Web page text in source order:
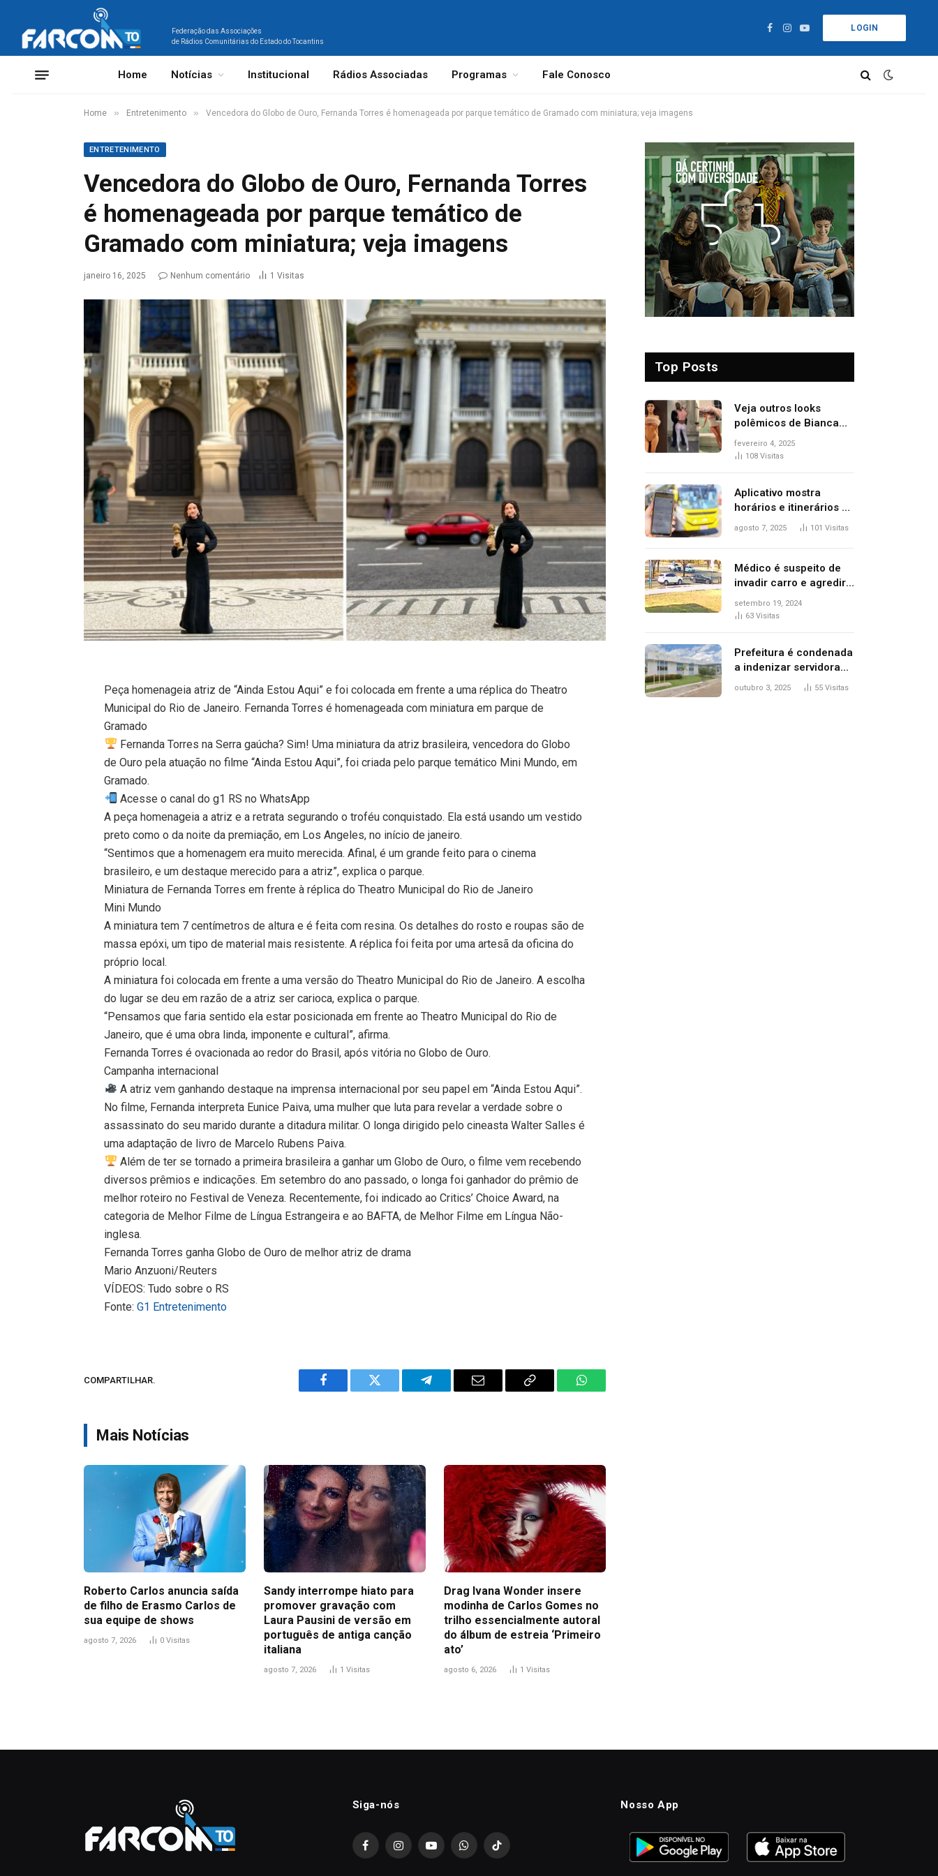
Federação das Associações
de Rádios Comunitárias do Estado do Tocantins
Facebook
Instagram
YouTube
LOGIN
Home Notícias Institucional Rádios Associadas Programas Fale Conosco
Home » Entretenimento » Vencedora do Globo de Ouro, Fernanda Torres é homenageada por parque temático de Gramado com miniatura; veja imagens
ENTRETENIMENTO
Vencedora do Globo de Ouro, Fernanda Torres
é homenageada por parque temático de
Gramado com miniatura; veja imagens
janeiro 16, 2025 Nenhum comentário 1 Visitas
Peça homenageia atriz de “Ainda Estou Aqui” e foi colocada em frente a uma réplica do Theatro
Municipal do Rio de Janeiro. Fernanda Torres é homenageada com miniatura em parque de
Gramado
Fernanda Torres na Serra gaúcha? Sim! Uma miniatura da atriz brasileira, vencedora do Globo
de Ouro pela atuação no filme “Ainda Estou Aqui”, foi criada pelo parque temático Mini Mundo, em
Gramado.
Acesse o canal do g1 RS no WhatsApp
A peça homenageia a atriz e a retrata segurando o troféu conquistado. Ela está usando um vestido
preto como o da noite da premiação, em Los Angeles, no início de janeiro.
“Sentimos que a homenagem era muito merecida. Afinal, é um grande feito para o cinema
brasileiro, e um destaque merecido para a atriz”, explica o parque.
Miniatura de Fernanda Torres em frente à réplica do Theatro Municipal do Rio de Janeiro
Mini Mundo
A miniatura tem 7 centímetros de altura e é feita com resina. Os detalhes do rosto e roupas são de
massa epóxi, um tipo de material mais resistente. A réplica foi feita por uma artesã da oficina do
próprio local.
A miniatura foi colocada em frente a uma versão do Theatro Municipal do Rio de Janeiro. A escolha
do lugar se deu em razão de a atriz ser carioca, explica o parque.
“Pensamos que faria sentido ela estar posicionada em frente ao Theatro Municipal do Rio de
Janeiro, que é uma obra linda, imponente e cultural”, afirma.
Fernanda Torres é ovacionada ao redor do Brasil, após vitória no Globo de Ouro.
Campanha internacional
A atriz vem ganhando destaque na imprensa internacional por seu papel em “Ainda Estou Aqui”.
No filme, Fernanda interpreta Eunice Paiva, uma mulher que luta para revelar a verdade sobre o
assassinato do seu marido durante a ditadura militar. O longa dirigido pelo cineasta Walter Salles é
uma adaptação de livro de Marcelo Rubens Paiva.
Além de ter se tornado a primeira brasileira a ganhar um Globo de Ouro, o filme vem recebendo
diversos prêmios e indicações. Em setembro do ano passado, o longa foi ganhador do prêmio de
melhor roteiro no Festival de Veneza. Recentemente, foi indicado ao Critics’ Choice Award, na
categoria de Melhor Filme de Língua Estrangeira e ao BAFTA, de Melhor Filme em Língua Não-
inglesa.
Fernanda Torres ganha Globo de Ouro de melhor atriz de drama
Mario Anzuoni/Reuters
VÍDEOS: Tudo sobre o RS
Fonte:G1 Entretenimento
COMPARTILHAR.
Facebook Twitter Telegram Email
Copy
WhatsApp
Mais Notícias
Roberto Carlos anuncia saída
de filho de Erasmo Carlos de
sua equipe de shows
agosto 7, 2026 0 Visitas
Sandy interrompe hiato para
promover gravação com
Laura Pausini de versão em
português de antiga canção
italiana
agosto 7, 2026 1 Visitas
Drag Ivana Wonder insere
modinha de Carlos Gomes no
trilho essencialmente autoral
do álbum de estreia ‘Primeiro
ato’
agosto 6, 2026 1 Visitas
Top Posts
Veja outros looks
polêmicos de Bianca
Censori, esposa de
Kanye West que
fevereiro 4, 2025
108 Visitas
Aplicativo mostra
horários e itinerários de
ônibus a usuários do
agosto 7, 2025 101 Visitas
Médico é suspeito de
invadir carro e agredir
delegado aposentado
durante confusão no
setembro 19, 2024
63 Visitas
Prefeitura é condenada
a indenizar servidora
temporária demitida
outubro 3, 2025 55 Visitas
Siga-nós
FacebookInstagramYouTubeWhatsAppTikTok
Nosso App